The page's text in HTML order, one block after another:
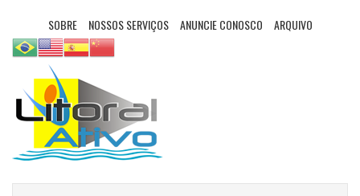
SOBRE NOSSOS SERVIÇOS ANUNCIE CONOSCO ARQUIVO